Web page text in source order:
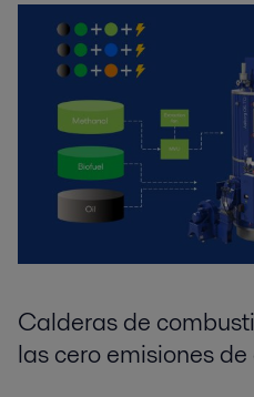
Calderas de
las cero emisiones